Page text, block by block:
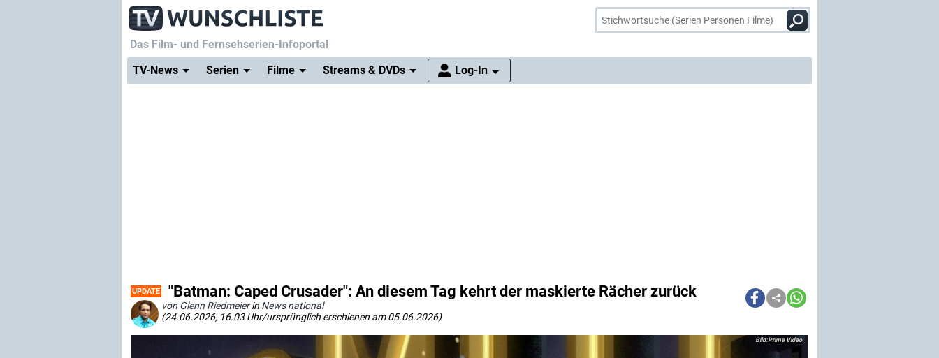
Das Film- und Fernsehserien-Infoportal
TV-News
Serien Filme Streams & DVDs Log-In
UPDATE "Batman: Caped Crusader": An diesem Tag kehrt der maskierte Rächer zurück
von Glenn Riedmeierin News national
(24.06.2026, 16.03 Uhr/ursprünglich erschienen am 05.06.2026)
Prime Video